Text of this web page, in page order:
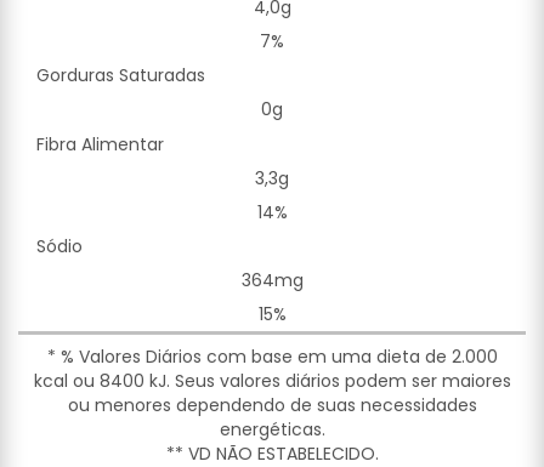
4,0g
7%
Gorduras Saturadas
0g
Fibra Alimentar
3,3g
14%
Sódio
364mg
15%
* % Valores Diários com base em uma dieta de 2.000
kcal ou 8400 kJ. Seus valores diários podem ser maiores
ou menores dependendo de suas necessidades
energéticas.
** VD NÃO ESTABELECIDO.